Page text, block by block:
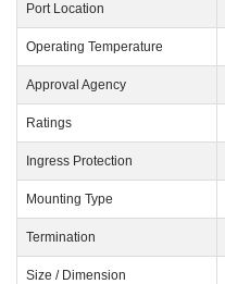
Port Location
Operating Temperature
Approval Agency
Ratings
Ingress Protection
Mounting Type
Termination
Size / Dimension